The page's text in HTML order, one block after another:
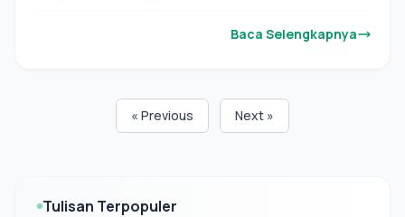
Baca Selengkapnya
« Previous Next »
Tulisan Terpopuler